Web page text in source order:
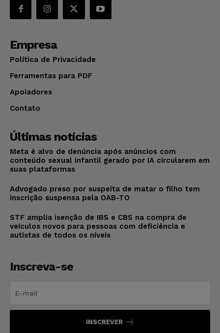
Empresa
Política de Privacidade
Ferramentas para PDF
Apoiadores
Contato
Últimas notícias
Meta é alvo de denúncia após anúncios com
conteúdo sexual infantil gerado por IA circularem em
suas plataformas
Advogado preso por suspeita de matar o filho tem
inscrição suspensa pela OAB-TO
STF amplia isenção de IBS e CBS na compra de
veículos novos para pessoas com deficiência e
autistas de todos os níveis
Inscreva-se
INSCREVER